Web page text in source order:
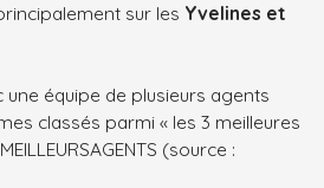
sur les Yvelines et
une équipe de plusieurs agents
classés parmi « les 3 meilleures
(source :